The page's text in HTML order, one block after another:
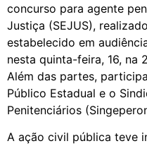
concurso para agente
Justiça (SEJUS),
estabelecido em
nesta quinta-feira, 16, na
Além das partes,
Público Estadual e o
Penitenciários
A ação civil pública teve